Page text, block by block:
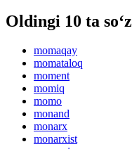
Oldingi 10 ta so‘z
momaqay
momataloq
moment
momiq
momo
monand
monarx
monarxist